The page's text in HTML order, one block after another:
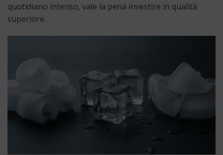
quotidiano intenso, vale la pena investire in qualità
superiore.